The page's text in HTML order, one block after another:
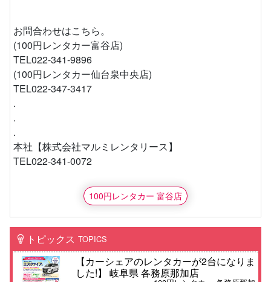
お問合わせはこちら。
(100円レンタカー富谷店)
TEL022-341-9896
(100円レンタカー仙台泉中央店)
TEL022-347-3417
.
.
.
本社【株式会社マルミレンタリース】
TEL022-341-0072
100円レンタカー 富谷店
トピックス TOPICS
【カーシェアのレンタカーが2台になりま
した!】 岐阜県 各務原那加店